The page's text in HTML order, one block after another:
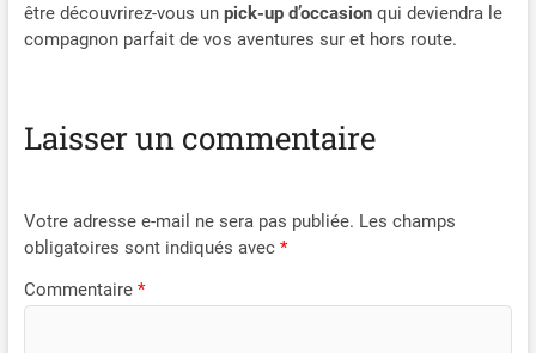
être découvrirez-vous un pick-up d’occasionqui deviendra le
compagnon parfait de vos aventures sur et hors route.
Laisser un commentaire
Votre adresse e-mail ne sera pas publiée. Les champs
obligatoires sont indiqués avec *
Commentaire *